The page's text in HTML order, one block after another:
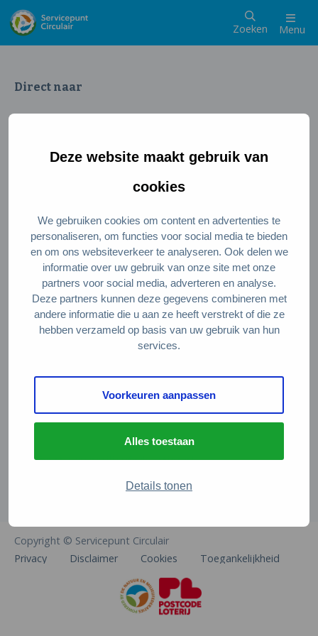
Deze website maakt gebruik van
cookies
We gebruiken cookies om content en advertenties te
personaliseren, om functies voor social media te bieden
en om ons websiteverkeer te analyseren. Ook delen we
informatie over uw gebruik van onze site met onze
partners voor social media, adverteren en analyse.
Deze partners kunnen deze gegevens combineren met
andere informatie die u aan ze heeft verstrekt of die ze
hebben verzameld op basis van uw gebruik van hun
services.
Voorkeuren aanpassen
Alles toestaan
Details tonen
Zoeken Menu
Direct naar
Wat is een circulaire samenleving
Meedoen als ondernemer
Circulaire producten en diensten
Wie zijn wij?
Over ons
Stel je vraag
Servicepunt Team
Veelgestelde vragen
De Natuur en Milieufederaties
Arthur van Schendelstraat 600
info@natuurenmilieufederaties.nl
Copyright © Servicepunt Circulair
Privacy
Disclaimer Cookies Toegankelijkheid